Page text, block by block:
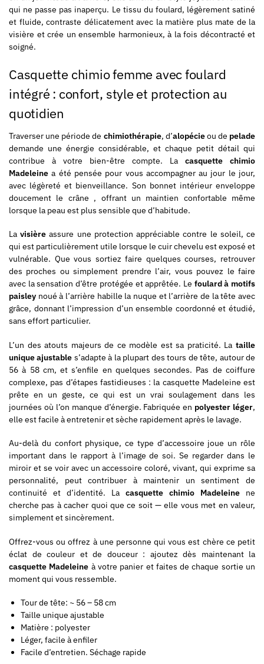
qui ne passe pas inaperçu. Le tissu du foulard, légèrement satiné
et fluide, contraste délicatement avec la matière plus mate de la
visière et crée un ensemble harmonieux, à la fois décontracté et
soigné.
Casquette chimio femme avec foulard
intégré : confort, style et protection au
quotidien
Traverser une période de chimiothérapie, d’alopécieou de pelade
demande une énergie considérable, et chaque petit détail qui
contribue à votre bien-être compte. La casquette chimio
Madeleine a été pensée pour vous accompagner au jour le jour,
avec légèreté et bienveillance. Son bonnet intérieur enveloppe
doucement le crâne , offrant un maintien confortable même
lorsque la peau est plus sensible que d’habitude.
Lavisière assure une protection appréciable contre le soleil, ce
qui est particulièrement utile lorsque le cuir chevelu est exposé et
vulnérable. Que vous sortiez faire quelques courses, retrouver
des proches ou simplement prendre l’air, vous pouvez le faire
avec la sensation d’être protégée et apprêtée. Le foulard à motifs
paisley noué à l’arrière habille la nuque et l’arrière de la tête avec
grâce, donnant l’impression d’un ensemble coordonné et étudié,
sans effort particulier.
L’un des atouts majeurs de ce modèle est sa praticité. La taille
unique ajustable s’adapte à la plupart des tours de tête, autour de
56 à 58 cm, et s’enfile en quelques secondes. Pas de coiffure
complexe, pas d’étapes fastidieuses : la casquette Madeleine est
prête en un geste, ce qui est un vrai soulagement dans les
journées où l’on manque d’énergie. Fabriquée en polyester léger,
elle est facile à entretenir et sèche rapidement après le lavage.
Au-delà du confort physique, ce type d’accessoire joue un rôle
important dans le rapport à l’image de soi. Se regarder dans le
miroir et se voir avec un accessoire coloré, vivant, qui exprime sa
personnalité, peut contribuer à maintenir un sentiment de
continuité et d’identité. La casquette chimio Madeleine ne
cherche pas à cacher quoi que ce soit — elle vous met en valeur,
simplement et sincèrement.
Offrez-vous ou offrez à une personne qui vous est chère ce petit
éclat de couleur et de douceur : ajoutez dès maintenant la
casquette Madeleine à votre panier et faites de chaque sortie un
moment qui vous ressemble.
Tour de tête: ~ 56 – 58 cm
Taille unique ajustable
Matière : polyester
Léger, facile à enfiler
Facile d’entretien. Séchage rapide